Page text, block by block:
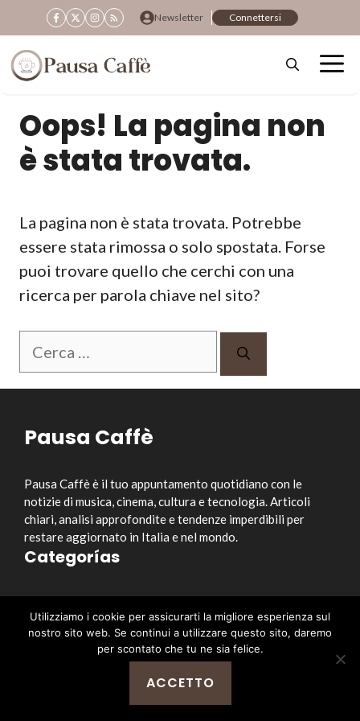
al
contenuto
Newsletter Connettersi
Oops! La pagina non
è stata trovata.
La pagina non è stata trovata. Potrebbe
essere stata rimossa o solo spostata. Forse
puoi trovare quello che cerchi con una
ricerca per parola chiave nel sito?
Ricerca
Pausa Caffè
Pausa Caffè è il tuo appuntamento quotidiano con le
notizie di musica, cinema, cultura e tecnologia. Articoli
chiari, analisi approfondite e tendenze imperdibili per
restare aggiornato in Italia e nel mondo.
Categorías
Musica
Cinema e Serie TV
Style&Culture
Enlaces útiles
Utilizziamo i cookie per assicurarti la migliore esperienza sul
nostro sito web. Se continui a utilizzare questo sito, daremo
per scontato che tu ne sia felice.
ACCETTO